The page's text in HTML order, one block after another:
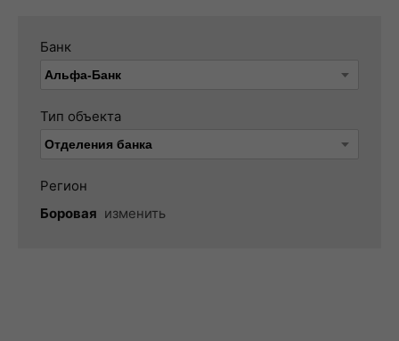
Банк
Тип объекта
Регион
Боровая изменить